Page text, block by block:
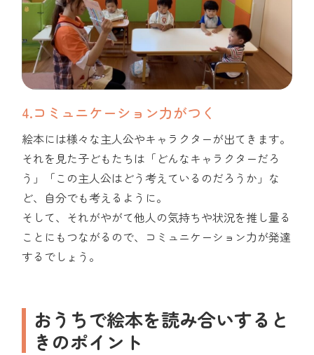
4.コミュニケーション力がつく
絵本には様々な主人公やキャラクターが出てきます。
それを見た子どもたちは「どんなキャラクターだろ
う」「この主人公はどう考えているのだろうか」な
ど、自分でも考えるように。
そして、それがやがて他人の気持ちや状況を推し量る
ことにもつながるので、コミュニケーション力が発達
するでしょう。
おうちで絵本を読み合いすると
きのポイント